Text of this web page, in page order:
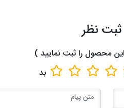
ثبت نظر
محصول را ثبت نمایید )
بد